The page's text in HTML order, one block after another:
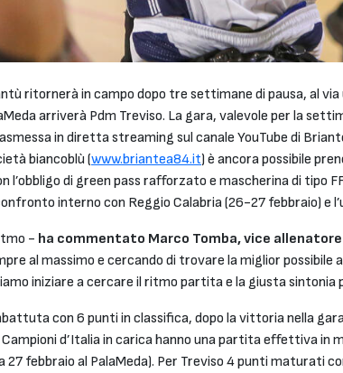
ritornerà in campo dopo tre settimane di pausa, al
arriverà Pdm Treviso. La gara, valevole per la
in diretta streaming sul canale YouTube di
biancoblù (www.briantea84.it) è ancora possibile
di green pass rafforzato e mascherina di tipo
interno con Reggio Calabria (26-27 febbraio) e
- ha commentato Marco Tomba, vice allenatore
al massimo e cercando di trovare la miglior
iniziare a cercare il ritmo partita e la giusta sintonia
con 6 punti in classifica, dopo la vittoria nella
d’Italia in carica hanno una partita effettiva in
febbraio al PalaMeda). Per Treviso 4 punti maturati